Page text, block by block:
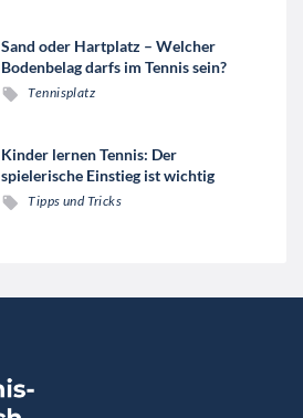
Sand oder Hartplatz – Welcher
Bodenbelag darfs im Tennis sein?
Tennisplatz
Kinder lernen Tennis: Der
spielerische Einstieg ist wichtig
Tipps und Tricks